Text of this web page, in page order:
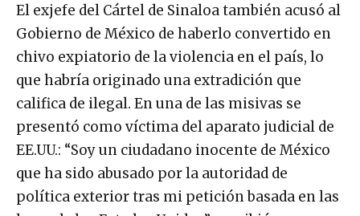
El exjefe del Cártel de Sinaloa también acusó al
Gobierno de México de haberlo convertido en
chivo expiatorio de la violencia en el país, lo
que habría originado una extradición que
califica de ilegal. En una de las misivas se
presentó como víctima del aparato judicial de
EE.UU.: “Soy un ciudadano inocente de México
que ha sido abusado por la autoridad de
política exterior tras mi petición basada en las